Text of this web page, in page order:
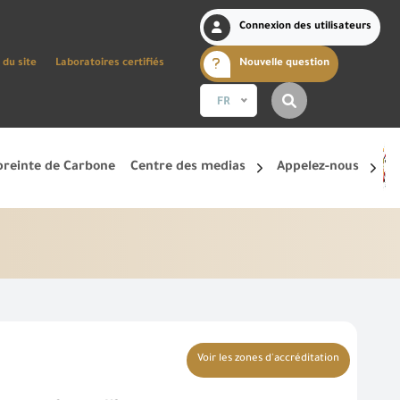
du site Laboratoires certifiés
Connexion des utilisateurs
Nouvelle question
FR
de Carbone Centre des medias Appelez-nous
Voir les zones d'accréditation